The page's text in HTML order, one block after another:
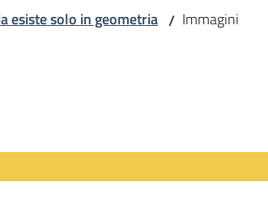
esiste solo in geometria / Immagini